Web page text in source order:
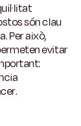
són clau
Per això,
evitar